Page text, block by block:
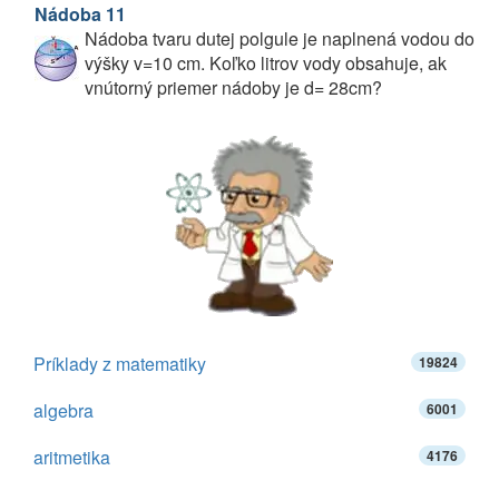
Nádoba 11
Nádoba tvaru dutej polgule je naplnená vodou do
výšky v=10 cm. Koľko litrov vody obsahuje, ak
vnútorný priemer nádoby je d= 28cm?
Príklady z matematiky 19824
algebra 6001
aritmetika 4176